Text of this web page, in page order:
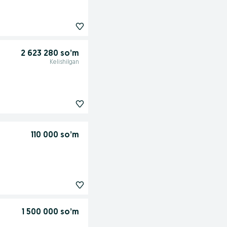
2 623 280 so’m
Kelishilgan
110 000 so’m
1 500 000 so’m